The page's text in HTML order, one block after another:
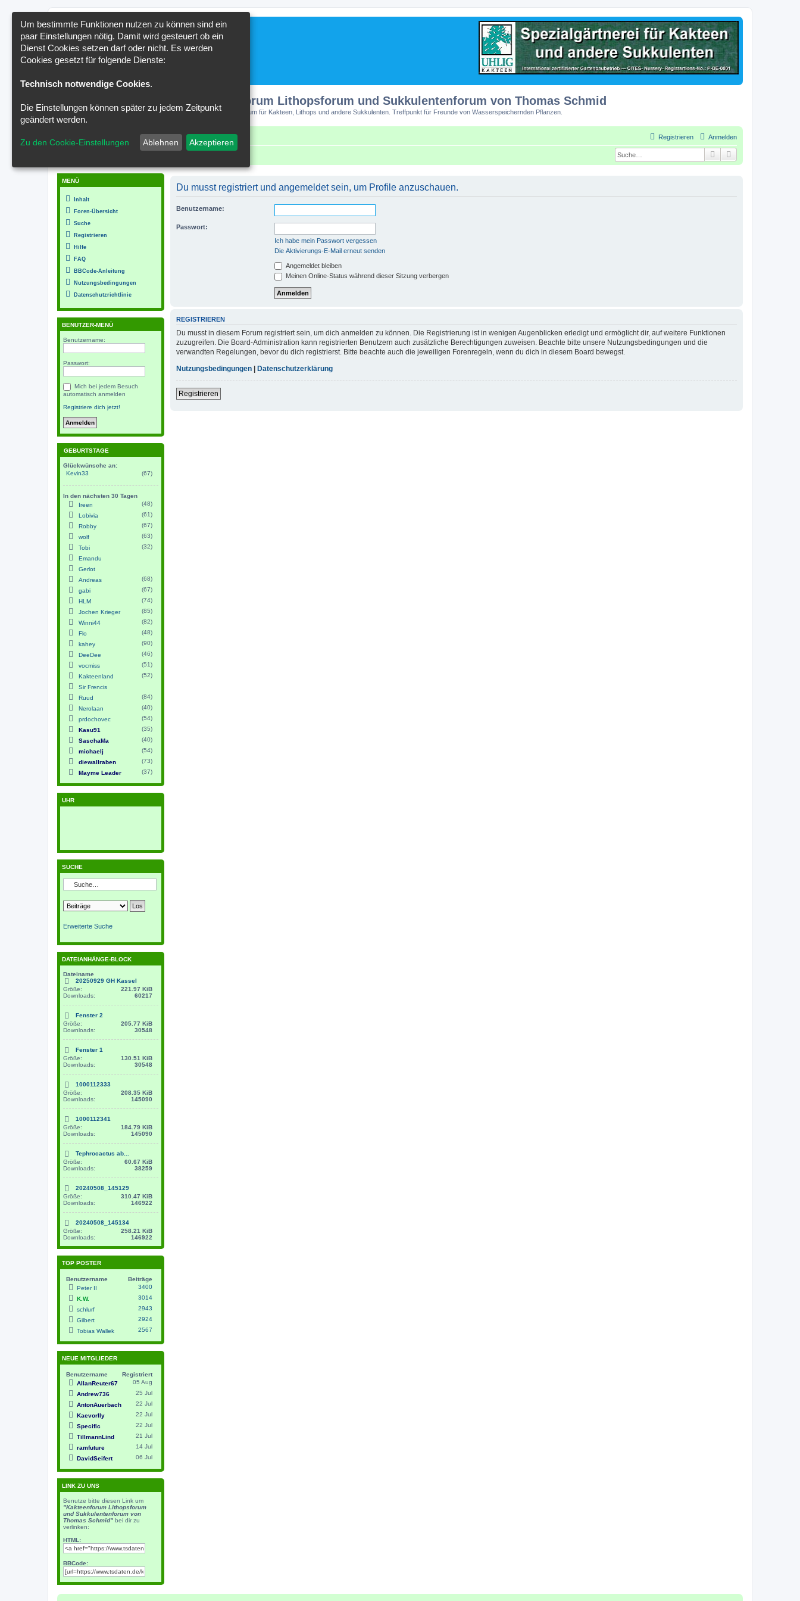
Kakteenforum Lithopsforum und Sukkulentenforum von Thomas Schmid
Forum für Kakteen, Lithops und andere Sukkulenten. Treffpunkt für Freunde von Wasserspeichernden Pflanzen.
Anmelden
Registrieren
Suche
Du musst registriert und angemeldet sein, um Profile anzuschauen.
Benutzername:
Passwort:
Ich habe mein Passwort vergessen
Die Aktivierungs-E-Mail erneut senden
Angemeldet bleiben
Meinen Online-Status während dieser Sitzung verbergen
REGISTRIEREN
Du musst in diesem Forum registriert sein, um dich anmelden zu können. Die Registrierung ist in wenigen Augenblicken erledigt und ermöglicht dir, auf weitere Funktionen
zuzugreifen. Die Board-Administration kann registrierten Benutzern auch zusätzliche Berechtigungen zuweisen. Beachte bitte unsere Nutzungsbedingungen und die
verwandten Regelungen, bevor du dich registrierst. Bitte beachte auch die jeweiligen Forenregeln, wenn du dich in diesem Board bewegst.
Nutzungsbedingungen
Datenschutzerklärung
Registrieren
MENÜ
Inhalt
Foren-Übersicht
Suche
Registrieren
Hilfe
FAQ
BBCode-Anleitung
Nutzungsbedingungen
Datenschutzrichtlinie
BENUTZER-MENÜ
Benutzername:
Passwort:
Mich bei jedem Besuch
automatisch anmelden
Registriere dich jetzt!
GEBURTSTAGE
Glückwünsche an:
Kevin33
(67)
In den nächsten 30 Tagen
Ireen
(48)
Lobivia
(61)
Robby
(67)
wolf
(63)
Tobi
(32)
Emandu
Gerlot
Andreas
(68)
gabi
(67)
HLM
(74)
Jochen Krieger
(85)
Winni44
(82)
Flo
(48)
kahey
(90)
DeeDee
(46)
vocmiss
(51)
Kakteenland
(52)
Sir Frencis
Ruud
(84)
Nerolaan
(40)
prdochovec
(54)
Kasu91
(35)
SaschaMa
(40)
michaelj
(54)
diewallraben
(73)
Mayme Leader
(37)
UHR
SUCHE
Erweiterte Suche
DATEIANHÄNGE-BLOCK
Dateiname
20250929 GH Kassel
Größe:
221.97 KiB
Downloads:
60217
Fenster 2
Größe:
205.77 KiB
Downloads:
30548
Fenster 1
Größe:
130.51 KiB
Downloads:
30548
1000112333
Größe:
208.35 KiB
Downloads:
145090
1000112341
Größe:
184.79 KiB
Downloads:
145090
Tephrocactus ab...
Größe:
60.67 KiB
Downloads:
38259
20240508_145129
Größe:
310.47 KiB
Downloads:
146922
20240508_145134
Größe:
258.21 KiB
Downloads:
146922
TOP POSTER
Benutzername
Beiträge
Peter II
3400
K.W.
3014
schlurf
2943
Gilbert
2924
Tobias Wallek
2567
NEUE MITGLIEDER
Benutzername
Registriert
AllanReuter67
05 Aug
Andrew736
25 Jul
AntonAuerbach
22 Jul
Kaevorlly
22 Jul
Specific
22 Jul
TillmannLind
21 Jul
ramfuture
14 Jul
DavidSeifert
06 Jul
LINK ZU UNS
Benutze bitte diesen Link um
"Kakteenforum Lithopsforum
und Sukkulentenforum von
Thomas Schmid" bei dir zu
verlinken:
HTML:
BBCode:
Um bestimmte Funktionen nutzen zu können sind ein
paar Einstellungen nötig. Damit wird gesteuert ob ein
Dienst Cookies setzen darf oder nicht. Es werden
Cookies gesetzt für folgende Dienste:
Technisch notwendige Cookies.
Die Einstellungen können später zu jedem Zeitpunkt
geändert werden.
Zu den Cookie-Einstellungen Ablehnen Akzeptieren